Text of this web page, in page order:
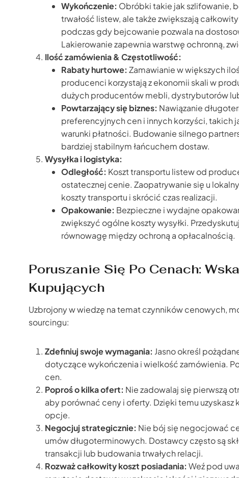
Wykończenie: Obróbki takie jak szlifowanie,
trwałość listew, ale także zwiększają
podczas gdy bejcowanie pozwala na
Lakierowanie zapewnia warstwę ochronną,
Ilość zamówienia & Częstotliwość:
Rabaty hurtowe: Zamawianie w większych
producenci korzystają z ekonomii skali w
dużych producentów mebli, dystrybutorów
Powtarzający się biznes: Nawiązanie
preferencyjnych cen i innych korzyści, takich
warunki płatności. Budowanie silnego
bardziej stabilnym łańcuchem dostaw.
Wysyłka i logistyka:
Odległość: Koszt transportu listew od
ostatecznej cenie. Zaopatrywanie się u
koszty transportu i skrócić czas realizacji.
Opakowanie: Bezpieczne i wydajne
zwiększyć ogólne koszty wysyłki.
równowagę między ochroną a opłacalnością.
Poruszanie Się Po Cenach:
Kupujących
Uzbrojony w wiedzę na temat czynników cenowych,
sourcingu:
Zdefiniuj swoje wymagania: Jasno określ
dotyczące wykończenia i wielkość zamówienia.
cen.
Poproś o kilka ofert: Nie zadowalaj się pierwszą
aby porównać ceny i oferty. Dzięki temu
opcje.
Negocjuj strategicznie: Nie bój się negocjować
umów długoterminowych. Dostawcy często są
transakcji lub budowania trwałych relacji.
Rozważ całkowity koszt posiadania: Weź pod